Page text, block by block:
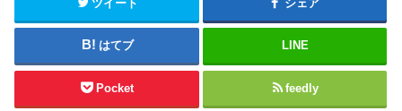
ツイート シェア
はてブ LINE
Pocket feedly